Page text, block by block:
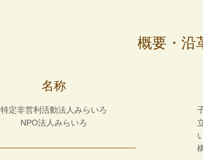
概要・沿
名称
特定非営利活動法人みらいろ
NPO法人みらいろ